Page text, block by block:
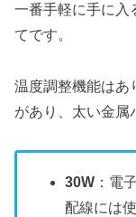
一番手軽に手に入
てです。
温度調整機能はあ
があり、太い金属
30W ：電
配線には